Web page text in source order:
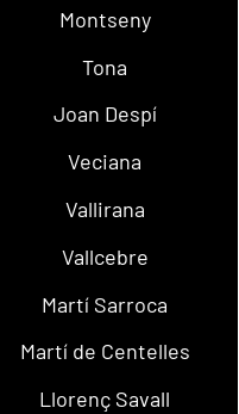
Montseny
Tona
Joan Despí
Veciana
Vallirana
Vallcebre
Martí Sarroca
Martí de Centelles
Llorenç Savall